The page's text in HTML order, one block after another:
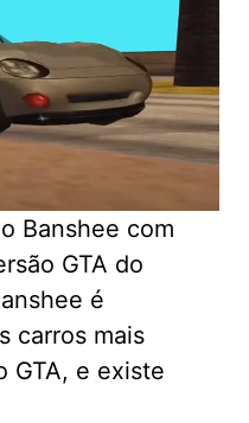
Banshee com
GTA do
é
carros mais
GTA, e existe